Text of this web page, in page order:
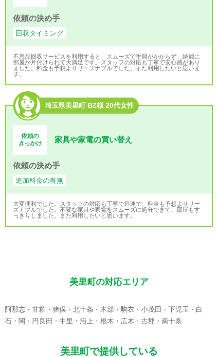
依頼の決め手
回収タイミング
不用品回収サービスを利用すると、スムーズで手間がかからず、綺麗に
部屋が片付けられて大満足です。スタッフの対応も丁寧で安心感があり
ました。料金も予想よりリーズナブルでした。また利用したいと思いま
す。
埼玉県美里町 BZ様 20代女性
依頼の
きっかけ
家具や家電の買い替え
依頼の決め手
追加料金の有無
大変便利でした。スタッフの対応も丁寧で迅速で、料金も予想よりリー
ズナブルでした。不要な家具や家電をスムーズに処分できて、部屋もす
っきりしました。また利用したいと思います。
美里町の対応エリア
阿那志・甘粕・猪俣・北十条・木部・駒衣・小茂田・下児玉・白
石・関・円良田・中里・沼上・根木・広木・古郡・南十条
美里町で提供している